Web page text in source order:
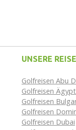
UNSERE
Golfreisen Abu
Golfreisen
Golfreisen
Golfreisen
Golfreisen Dubai